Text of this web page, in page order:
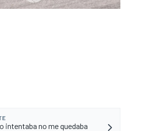
intentaba no me quedaba